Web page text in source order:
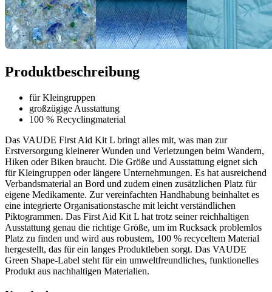
Produktbeschreibung
für Kleingruppen
großzügige Ausstattung
100 % Recyclingmaterial
Das VAUDE First Aid Kit L bringt alles mit, was man zur
Erstversorgung kleinerer Wunden und Verletzungen beim Wandern,
Hiken oder Biken braucht. Die Größe und Ausstattung eignet sich
für Kleingruppen oder längere Unternehmungen. Es hat ausreichend
Verbandsmaterial an Bord und zudem einen zusätzlichen Platz für
eigene Medikamente. Zur vereinfachten Handhabung beinhaltet es
eine integrierte Organisationstasche mit leicht verständlichen
Piktogrammen. Das First Aid Kit L hat trotz seiner reichhaltigen
Ausstattung genau die richtige Größe, um im Rucksack problemlos
Platz zu finden und wird aus robustem, 100 % recyceltem Material
hergestellt, das für ein langes Produktleben sorgt. Das VAUDE
Green Shape-Label steht für ein umweltfreundliches, funktionelles
Produkt aus nachhaltigen Materialien.